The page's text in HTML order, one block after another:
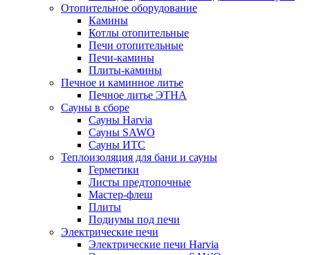
Отопительное оборудование
Камины
Котлы отопительные
Печи отопительные
Печи-камины
Плиты-камины
Печное и каминное литье
Печное литье ЭТНА
Сауны в сборе
Cауны Harvia
Сауны SAWO
Сауны ИТС
Теплоизоляция для бани и сауны
Герметики
Листы предтопочные
Мастер-флеш
Плиты
Подиумы под печи
Электрические печи
Электрические печи Harvia